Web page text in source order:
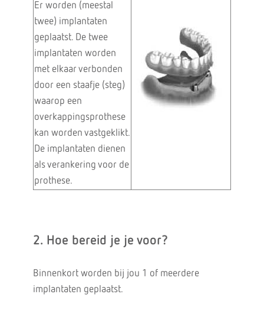
Er worden (meestal
twee) implantaten
geplaatst. De twee
implantaten worden
met elkaar verbonden
door een staafje (steg)
waarop een
overkappingsprothese
kan worden vastgeklikt.
De implantaten dienen
als verankering voor de
prothese.
2. Hoe bereid je je voor?
Binnenkort worden bij jou 1 of meerdere
implantaten geplaatst.